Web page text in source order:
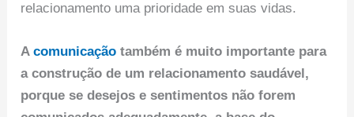
relacionamento uma prioridade em suas vidas.
Acomunicação também é muito importante para
a construção de um relacionamento saudável,
porque se desejos e sentimentos não forem